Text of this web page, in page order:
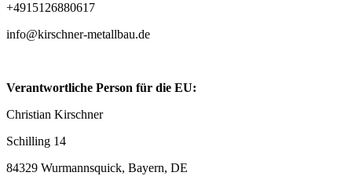
+4915126880617
info@kirschner-metallbau.de
Verantwortliche Person für die EU:
Christian Kirschner
Schilling 14
84329 Wurmannsquick, Bayern, DE